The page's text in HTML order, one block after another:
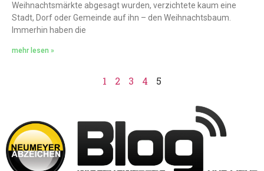
Weihnachtsmärkte abgesagt wurden, verzichtete kaum eine
Stadt, Dorf oder Gemeinde auf ihn – den Weihnachtsbaum.
Immerhin haben die
mehr lesen »
1 2 3 4 5